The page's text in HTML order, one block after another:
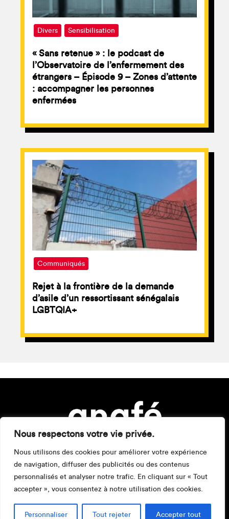
Nous respectons votre vie privée.
Nous utilisons des cookies pour améliorer votre expérience
de navigation, diffuser des publicités ou des contenus
personnalisés et analyser notre trafic. En cliquant sur « Tout
accepter », vous consentez à notre utilisation des cookies.
Personnaliser Tout rejeter Accepter tout
Divers Sensibilisation
« Sans retenue » : le podcast de
l’Observatoire de l’enfermement des
étrangers – Épisode 9 – Zones d’attente
: accompagner les personnes
enfermées
Communiqués
Rejet à la frontière de la demande
d’asile d’un ressortissant sénégalais
LGBTQIA+
Mentions légales